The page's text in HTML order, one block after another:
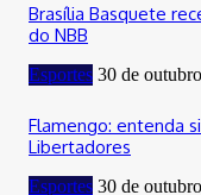
Brasília Basquete
do NBB
Esportes 30 de
Flamengo: entenda
Libertadores
Esportes 30 de